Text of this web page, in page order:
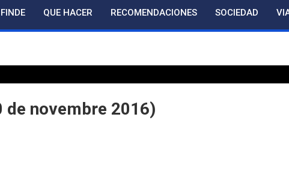
QUE HACER RECOMENDACIONES SOCIEDAD
novembre 2016)